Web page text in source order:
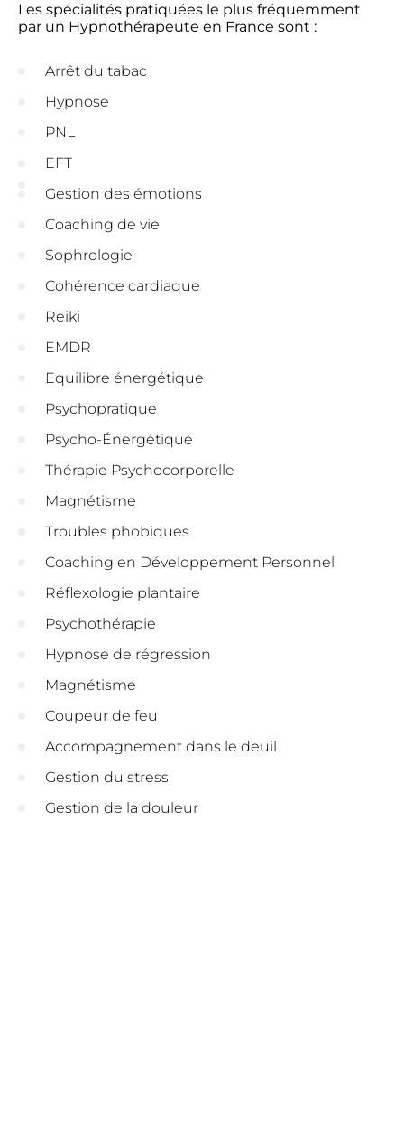
Les spécialités pratiquées le plus fréquemment
par un Hypnothérapeute en France sont :
Arrêt du tabac
Hypnose
PNL
EFT
Gestion des émotions
Coaching de vie
Sophrologie
Cohérence cardiaque
Reiki
EMDR
Equilibre énergétique
Psychopratique
Psycho-Énergétique
Thérapie Psychocorporelle
Magnétisme
Troubles phobiques
Coaching en Développement Personnel
Réflexologie plantaire
Psychothérapie
Hypnose de régression
Magnétisme
Coupeur de feu
Accompagnement dans le deuil
Gestion du stress
Gestion de la douleur